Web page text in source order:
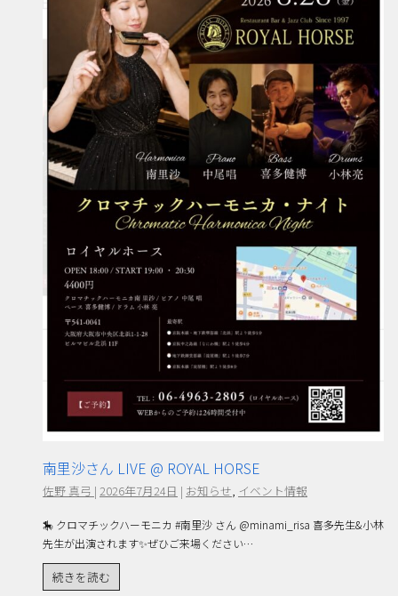
南里沙さん LIVE @ ROYAL HORSE
佐野 真弓 | 2026年7月24日 | お知らせ, イベント情報
🎠 クロマチックハーモニカ #南里沙 さん @minami_risa 喜多先生&小林
先生が出演されます✨ぜひご来場ください…
続きを読む